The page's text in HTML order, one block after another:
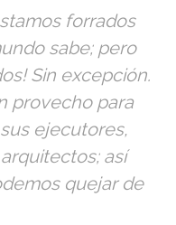
forrados
sabe; pero
Sin excepción.
provecho para
ejecutores,
así
quejar de